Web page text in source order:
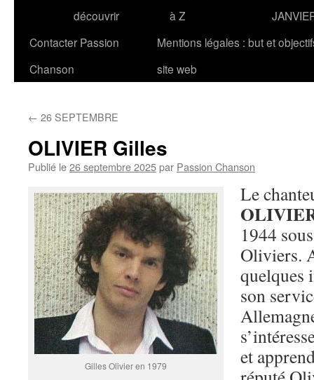
découvrir
à Z
Contacter Passion
Chanson
Mentions légales : but et
site web
← 26 SEPTEMBRE
OLIVIER Gilles
Publié le26 septembre 2025par Passion Chanson
Gilles Olivier en 1979
Le
1944
Oliviers.
quelques
son
et